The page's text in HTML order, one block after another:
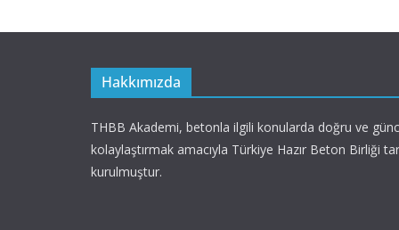
Hakkımızda
THBB Akademi, betonla ilgili konularda doğru ve
kolaylaştırmak amacıyla Türkiye Hazır Beton Birliği
kurulmuştur.